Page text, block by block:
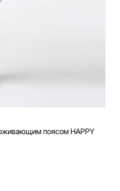
поясом HAPPY